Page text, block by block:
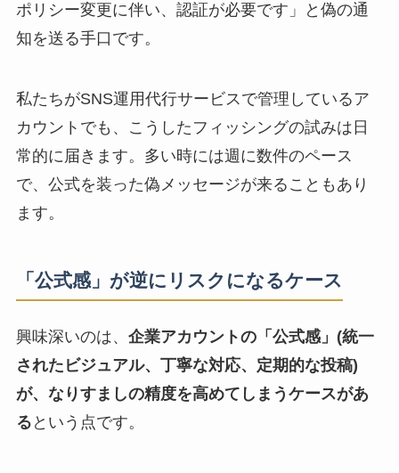
ポリシー変更に伴い、認証が必要です」と偽の通
知を送る手口です。
私たちがSNS運用代行サービスで管理しているア
カウントでも、こうしたフィッシングの試みは日
常的に届きます。多い時には週に数件のペース
で、公式を装った偽メッセージが来ることもあり
ます。
「公式感」が逆にリスクになるケース
興味深いのは、 企業アカウントの「公式感」(統一
されたビジュアル、丁寧な対応、定期的な投稿)
が、なりすましの精度を高めてしまうケースがあ
る という点です。